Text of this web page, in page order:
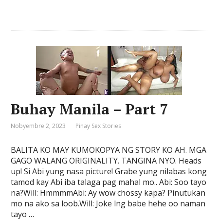
Buhay Manila – Part 7
Nobyembre 2, 2023 Pinay Sex Stories
BALITA KO MAY KUMOKOPYA NG STORY KO AH. MGA
GAGO WALANG ORIGINALITY. TANGINA NYO. Heads
up! Si Abi yung nasa picture! Grabe yung nilabas kong
tamod kay Abi iba talaga pag mahal mo.. Abi: Soo tayo
na?Will: HmmmmAbi: Ay wow chossy kapa? Pinutukan
mo na ako sa loob.Will: Joke lng babe hehe oo naman
tayo …